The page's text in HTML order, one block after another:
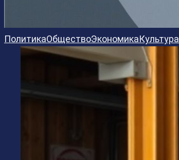
ПолитикаОбществоЭкономикаКультура